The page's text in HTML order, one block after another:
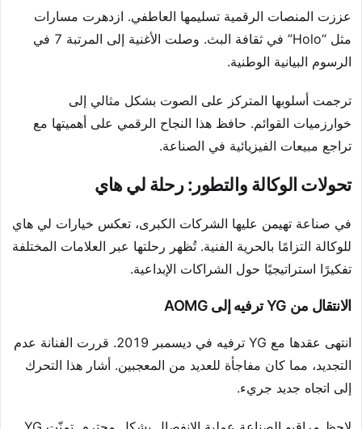
عززت المنصات الرقمية تسليمها العاطفي. ازدهرت مسارات
مثل “Holo” في ثقافة البث. وصلت الأغنية إلى المرتبة 7 في
الرسوم البيانية الوطنية.
ترجمت أسلوبها المتركز على الصوت بشكل مثالي إلى
خوارزميات القوائم. حافظ هذا النجاح الرقمي على أهميتها مع
تراجع مبيعات الفيزيائية في الصناعة.
تحولات الوكالة والتطور: رحلة لي هاي
في صناعة تهيمن عليها الشركات الكبرى، تعكس خيارات لي هاي
للوكالة التزامًا بالحرية الفنية. تُظهر رحلتها عبر العلامات المختلفة
تفكيرًا استراتيجيًا حول الشراكات الإبداعية.
الانتقال من YG ترفيه إلى AOMG
انتهى عقدها مع YG ترفيه في ديسمبر 2019. قررت الفنانة عدم
التجديد، مما كان مفاجأة للعديد من المعجبين. أشار هذا التحرك
إلى اتجاه جديد جريء.